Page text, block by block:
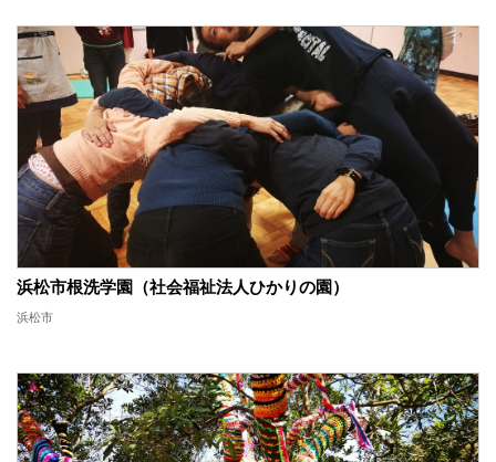
浜松市根洗学園（社会福祉法人ひかりの園）
浜松市